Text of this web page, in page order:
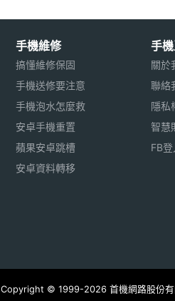
手機維修
搞懂維修保固
手機送修要注意
手機泡水怎麼救
安卓手機重置
蘋果安卓跳槽
安卓資料轉移
手
關於
聯絡
隱私
智慧
FB
Copyright © 1999-2026 首機網路股份